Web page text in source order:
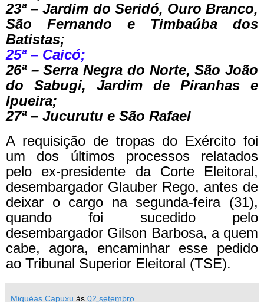
23ª – Jardim do Seridó, Ouro Branco,
São Fernando e Timbaúba dos
Batistas;
25ª – Caicó;
26ª – Serra Negra do Norte, São João
do Sabugi, Jardim de Piranhas e
Ipueira;
27ª – Jucurutu e São Rafael
A requisição de tropas do Exército foi
um dos últimos processos relatados
pelo ex-presidente da Corte Eleitoral,
desembargador Glauber Rego, antes de
deixar o cargo na segunda-feira (31),
quando foi sucedido pelo
desembargador Gilson Barbosa, a quem
cabe, agora, encaminhar esse pedido
ao Tribunal Superior Eleitoral (TSE).
Miquéas Capuxu às 02 setembro